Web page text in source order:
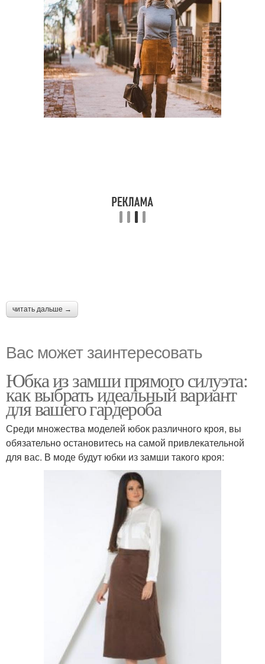
читать дальше →
Вас может заинтересовать
Юбка из замши прямого силуэта:
как выбрать идеальный вариант
для вашего гардероба
Среди множества моделей юбок различного кроя, вы
обязательно остановитесь на самой привлекательной
для вас. В моде будут юбки из замши такого кроя: